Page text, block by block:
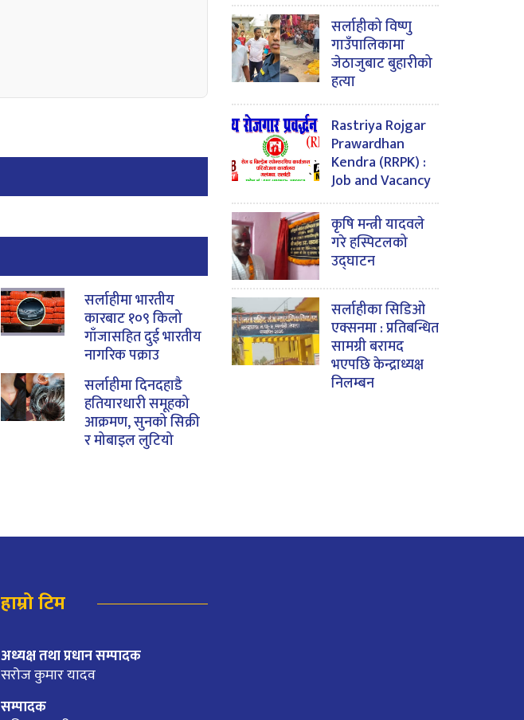
सर्लाहीमा भारतीय
कारबाट १०९ किलो
गाँजासहित दुई भारतीय
नागरिक पक्राउ
सर्लाहीमा दिनदहाडै
हतियारधारी समूहको
आक्रमण, सुनको सिक्री
र मोबाइल लुटियो
सर्लाहीको विष्णु
गाउँपालिकामा
जेठाजुबाट बुहारीको
हत्या
Rastriya Rojgar
Prawardhan
Kendra (RRPK) :
Job and Vacancy
कृषि मन्त्री यादवले
गरे हस्पिटलको
उद्घाटन
सर्लाहीका सिडिओ
एक्सनमा : प्रतिबन्धित
सामग्री बरामद
भएपछि केन्द्राध्यक्ष
निलम्बन
हाम्रो टिम
अध्यक्ष तथा प्रधान सम्पादक
सरोज कुमार यादव
सम्पादक